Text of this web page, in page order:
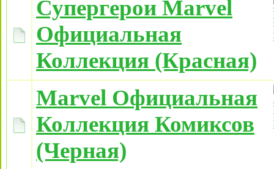
Супергерои Marvel
Официальная
Коллекция (Красная)
Marvel Официальная
Коллекция Комиксов
(Черная)